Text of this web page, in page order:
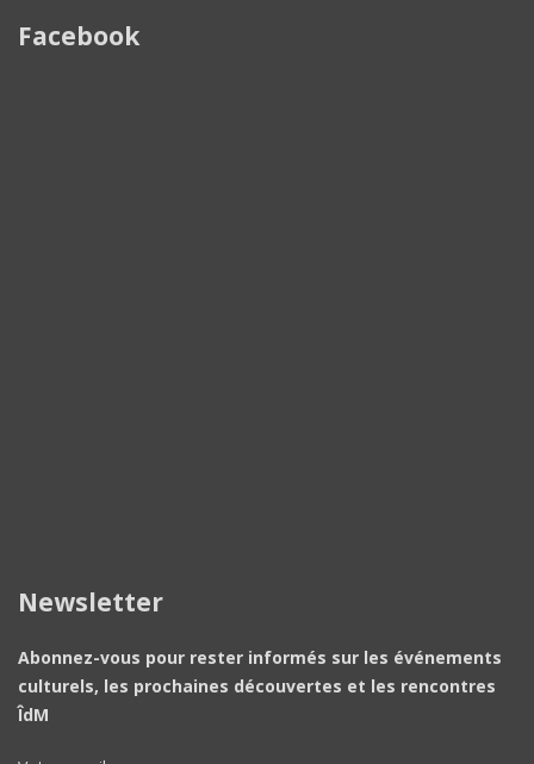
Facebook
Newsletter
Abonnez-vous pour rester informés sur les événements
culturels, les prochaines découvertes et les rencontres
ÎdM